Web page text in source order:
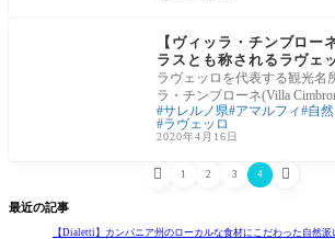
【ヴィッラ・チンブロー
ラスとも称されるラヴェ
ぎる庭園 -Villa
ラヴェッロを代表する観光名
ラ・チンブローネ(Villa
ーネ荘があります。ヴィッラ
ネには天
サレルノ県 アマルフィ
自
ラヴェッロ
2020年4月16日
 1 2 3 4 
最近の記事
【Dialetti】カンパニア州のローカルな食材にこだわった自然派